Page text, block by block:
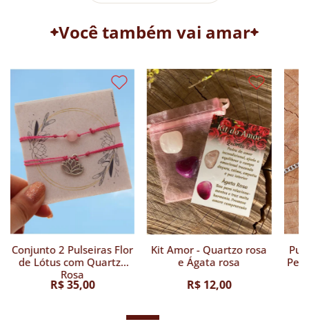
Você também vai amar
Conjunto 2 Pulseiras Flor
de Lótus com Quartzo
Rosa
R$ 35,00
Kit Amor - Quartzo rosa
e Ágata rosa
R$ 12,00